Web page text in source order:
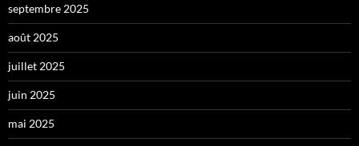
septembre 2025
août 2025
juillet 2025
juin 2025
mai 2025